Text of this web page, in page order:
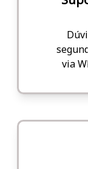
via